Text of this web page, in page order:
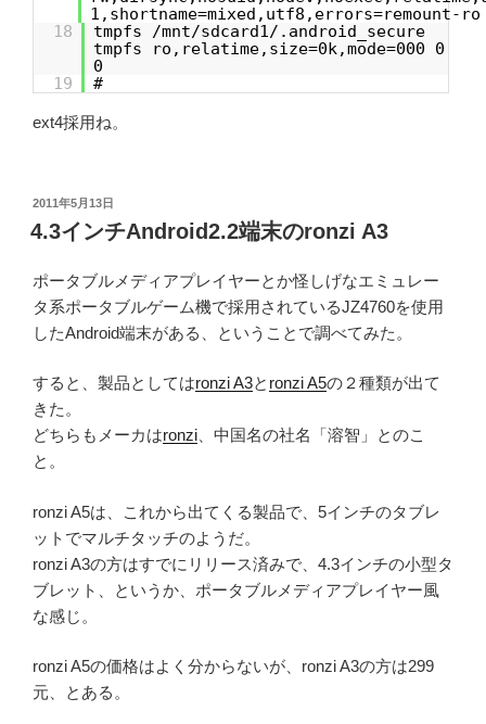
1,shortname=mixed,utf8,errors=remount-
18
tmpfs /mnt/sdcard1/.android_secure
tmpfs ro,relatime,size=0k,mode=000 0
0
19
#
ext4採用ね。
投
稿
日:
2011年5月13日
4.3インチAndroid2.2端末のronzi A3
ポータブルメディアプレイヤーとか怪しげなエミュレー
タ系ポータブルゲーム機で採用されているJZ4760を使用
したAndroid端末がある、ということで調べてみた。
すると、製品としてはronzi A3と ronzi A5の２種類が出て
きた。
どちらもメーカはronzi 、中国名の社名「溶智」とのこ
と。
ronzi A5は、これから出てくる製品で、5インチのタブレ
ットでマルチタッチのようだ。
ronzi A3の方はすでにリリース済みで、4.3インチの小型タ
ブレット、というか、ポータブルメディアプレイヤー風
な感じ。
ronzi A5の価格はよく分からないが、ronzi A3の方は299
元、とある。